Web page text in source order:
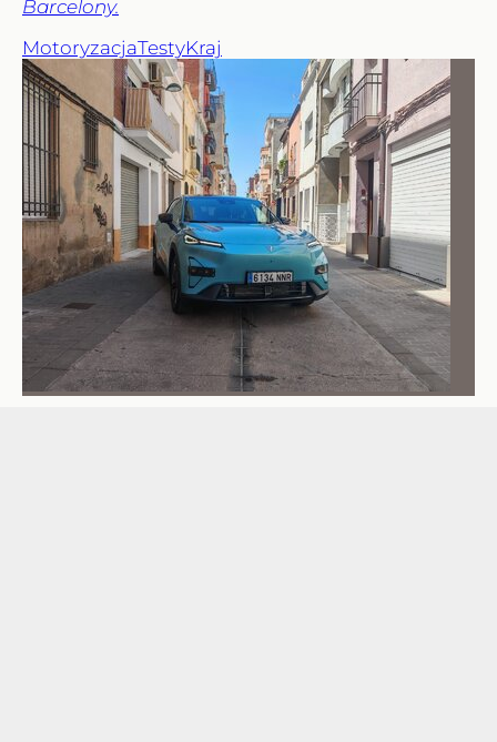
Barcelony.
MotoryzacjaTestyKraj